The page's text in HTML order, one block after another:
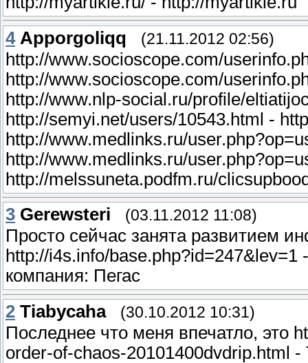
4 Apporgoliqq (21.11.2012 02:56)
http://www.socioscope.com/
http://www.socioscope.com/
http://www.nlp-social.ru/profile/
http://semyi.net/users/10543.html -
http://www.medlinks.ru/
http://www.medlinks.ru/
http://melssuneta.podfm.ru/
3 Gerewsteri (03.11.2012 11:08)
Просто сейчас занята развитием
http://i4s.info/
компания: Пегас
2 Tiabycaha (30.10.2012 10:31)
Последнее что меня впечатло, это
order-of-chaos-20101400dvdrip.html -